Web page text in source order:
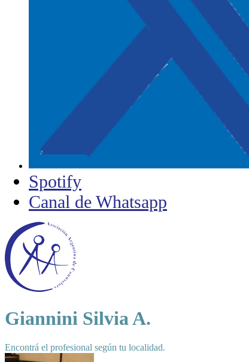
Spotify
Canal de Whatsapp
Giannini Silvia A.
Encontrá el profesional según tu localidad.